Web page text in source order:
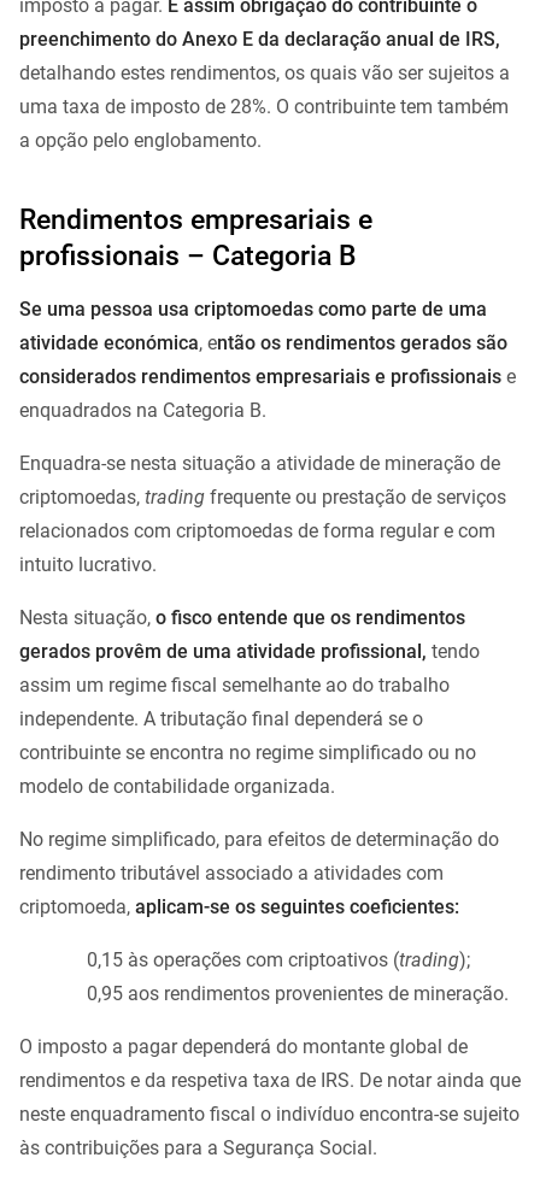
imposto a pagar. É assim obrigação do contribuinte o
preenchimento do Anexo E da declaração anual de IRS,
detalhando estes rendimentos, os quais vão ser sujeitos a
uma taxa de imposto de 28%. O contribuinte tem também
a opção pelo englobamento.
Rendimentos empresariais e
profissionais – Categoria B
Se uma pessoa usa criptomoedas como parte de uma
atividade económica, então os rendimentos gerados são
considerados rendimentos empresariais e profissionais e
enquadrados na Categoria B.
Enquadra-se nesta situação a atividade de mineração de
criptomoedas, trading frequente ou prestação de serviços
relacionados com criptomoedas de forma regular e com
intuito lucrativo.
Nesta situação, o fisco entende que os rendimentos
gerados provêm de uma atividade profissional, tendo
assim um regime fiscal semelhante ao do trabalho
independente. A tributação final dependerá se o
contribuinte se encontra no regime simplificado ou no
modelo de contabilidade organizada.
No regime simplificado, para efeitos de determinação do
rendimento tributável associado a atividades com
criptomoeda, aplicam-se os seguintes coeficientes:
0,15 às operações com criptoativos (trading);
0,95 aos rendimentos provenientes de mineração.
O imposto a pagar dependerá do montante global de
rendimentos e da respetiva taxa de IRS. De notar ainda que
neste enquadramento fiscal o indivíduo encontra-se sujeito
às contribuições para a Segurança Social.